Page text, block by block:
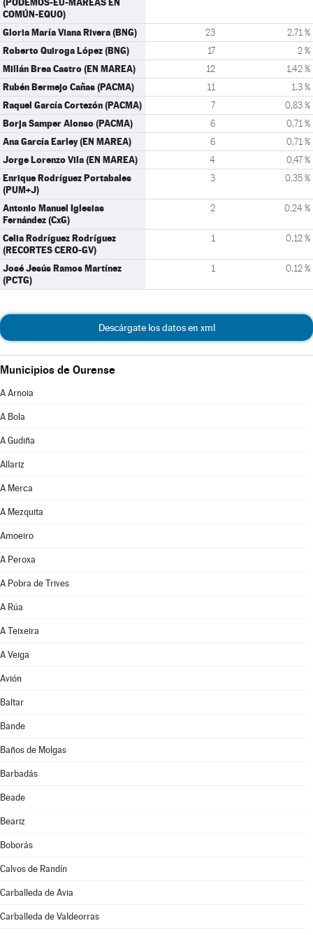
COMÚN-EQUO)
Gloria María Viana Rivera (BNG) 23 2,71 %
Roberto Quiroga López (BNG) 17 2 %
Millán Brea Castro (EN MAREA) 12 1,42 %
Rubén Bermejo Cañas (PACMA) 11 1,3 %
Raquel García Cortezón (PACMA) 7 0,83 %
Borja Samper Alonso (PACMA) 6 0,71 %
Ana García Earley (EN MAREA) 6 0,71 %
Jorge Lorenzo Vila (EN MAREA) 4 0,47 %
Enrique Rodríguez Portabales
(PUM+J)
3 0,35 %
Antonio Manuel Iglesias
Fernández (CxG)
2 0,24 %
Celia Rodríguez Rodríguez
(RECORTES CERO-GV)
1 0,12 %
José Jesús Ramos Martínez
(PCTG)
1 0,12 %
Descárgate los datos en xml
Municipios de Ourense
A Arnoia
A Bola
A Gudiña
Allariz
A Merca
A Mezquita
Amoeiro
A Peroxa
A Pobra de Trives
A Rúa
A Teixeira
A Veiga
Avión
Baltar
Bande
Baños de Molgas
Barbadás
Beade
Beariz
Boborás
Calvos de Randín
Carballeda de Avia
Carballeda de Valdeorras